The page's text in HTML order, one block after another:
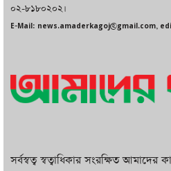
করা হবে : পররাষ্ট্র
০২-৮১৮০২০২।
E-Mail: news.amaderkagoj@gmail.com,
সর্বস্বত্ব স্বত্বাধিকার সংরক্ষিত